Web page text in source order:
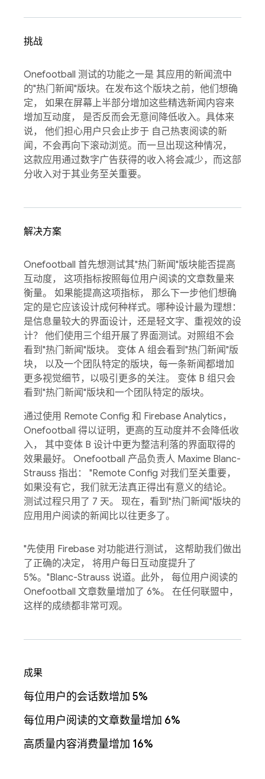
挑战
Onefootball 测试的功能之一是 其应用的新闻流中
的"热门新闻"版块。在发布这个版块之前，他们想确
定， 如果在屏幕上半部分增加这些精选新闻内容来
增加互动度， 是否反而会无意间降低收入。具体来
说， 他们担心用户只会止步于 自己热衷阅读的新
闻，不会再向下滚动浏览。而一旦出现这种情况，
这款应用通过数字广告获得的收入将会减少，而这部
分收入对于其业务至关重要。
解决方案
Onefootball 首先想测试其"热门新闻"版块能否提高
互动度， 这项指标按照每位用户阅读的文章数量来
衡量。 如果能提高这项指标， 那么下一步他们想确
定的是它应该设计成何种样式。哪种设计最为理想：
是信息量较大的界面设计，还是轻文字、重视效的设
计？ 他们使用三个组开展了界面测试。对照组不会
看到"热门新闻"版块。 变体 A 组会看到"热门新闻"版
块， 以及一个团队特定的版块，每一条新闻都增加
更多视觉细节，以吸引更多的关注。 变体 B 组只会
看到"热门新闻"版块和一个团队特定的版块。
通过使用 Remote Config 和 Firebase Analytics，
Onefootball 得以证明，更高的互动度并不会降低收
入， 其中变体 B 设计中更为整洁利落的界面取得的
效果最好。 Onefootball 产品负责人 Maxime Blanc-
Strauss 指出： "Remote Config 对我们至关重要，
如果没有它，我们就无法真正得出有意义的结论。
测试过程只用了 7 天。 现在，看到"热门新闻"版块的
应用用户阅读的新闻比以往更多了。
"先使用 Firebase 对功能进行测试， 这帮助我们做出
了正确的决定， 将用户每日互动度提升了
5%。"Blanc-Strauss 说道。此外， 每位用户阅读的
Onefootball 文章数量增加了 6%。 在任何联盟中，
这样的成绩都非常可观。
成果
每位用户的会话数增加 5%
每位用户阅读的文章数量增加 6%
高质量内容消费量增加 16%